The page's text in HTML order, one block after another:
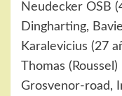
Neudecker OSB
Dingharting,
Karalevicius (27
Thomas
Grosvenor-road,